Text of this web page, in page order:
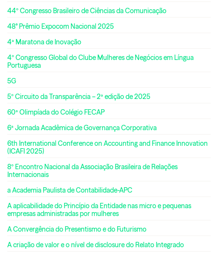
44º Congresso Brasileiro de Ciências da Comunicação
48° Prêmio Expocom Nacional 2025
4ª Maratona de Inovação
4º Congresso Global do Clube Mulheres de Negócios em Língua
Portuguesa
5G
5º Circuito da Transparência – 2ª edição de 2025
60ª Olimpíada do Colégio FECAP
6ª Jornada Acadêmica de Governança Corporativa
6th International Conference on Accounting and Finance Innovation
(ICAFI 2025)
8º Encontro Nacional da Associação Brasileira de Relações
Internacionais
a Academia Paulista de Contabilidade-APC
A aplicabilidade do Princípio da Entidade nas micro e pequenas
empresas administradas por mulheres
A Convergência do Presentismo e do Futurismo
A criação de valor e o nível de disclosure do Relato Integrado